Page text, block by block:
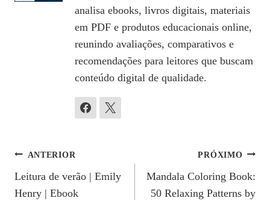
analisa ebooks, livros digitais, materiais
em PDF e produtos educacionais online,
reunindo avaliações, comparativos e
recomendações para leitores que buscam
conteúdo digital de qualidade.
Navegação
De
ANTERIOR
Leitura de verão | Emily
Henry | Ebook
PRÓXIMO
Mandala Coloring Book:
50 Relaxing Patterns by